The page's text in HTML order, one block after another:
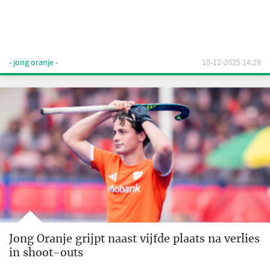
- jong oranje - 10-12-2025 14:29
Jong Oranje grijpt naast vijfde plaats na verlies
in shoot-outs